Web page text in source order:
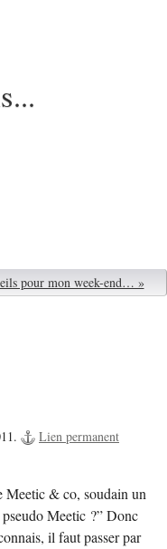
pour mon week-end… »
Lien permanent
Meetic & co, soudain un
Meetic ?” Donc
il faut passer par